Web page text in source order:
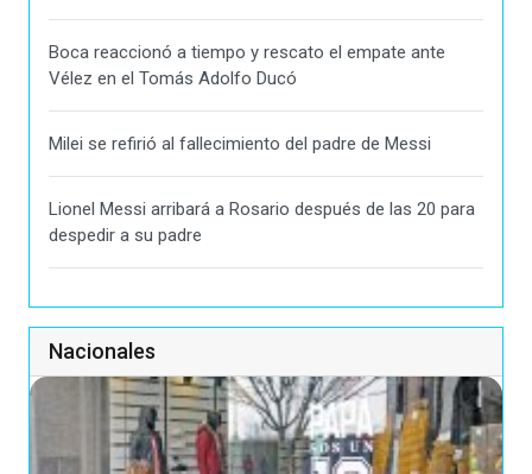
Boca reaccionó a tiempo y rescato el empate ante
Vélez en el Tomás Adolfo Ducó
Milei se refirió al fallecimiento del padre de Messi
Lionel Messi arribará a Rosario después de las 20 para
despedir a su padre
Nacionales